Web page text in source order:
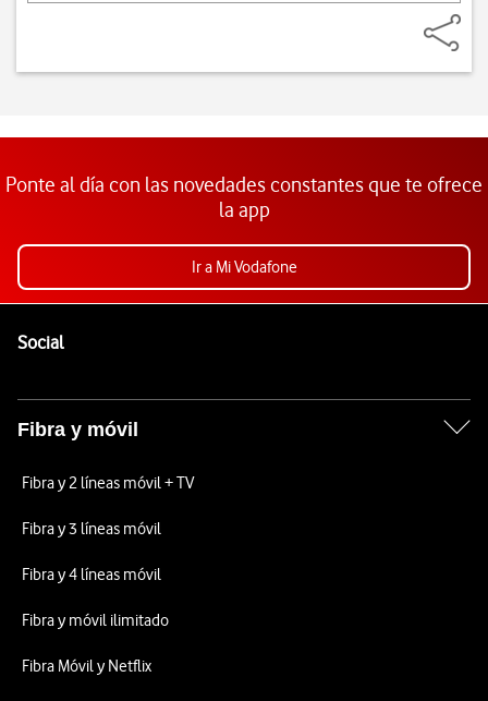
Ponte al día con las novedades constantes que te ofrece
la app
Ir a Mi Vodafone
SocialEnlaces a las redes sociales de Vodafone
Fibra y móvil
Fibra y 2 líneas móvil + TV
Fibra y 3 líneas móvil
Fibra y 4 líneas móvil
Fibra y móvil ilimitado
Fibra Móvil y Netflix